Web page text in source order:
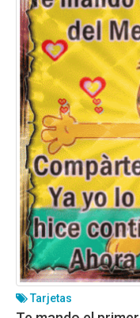
Tarjetas